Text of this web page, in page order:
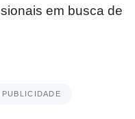
em busca de